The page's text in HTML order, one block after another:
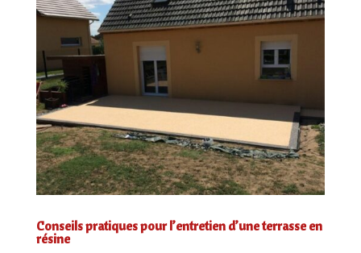
Conseils pratiques pour l’entretien d’une terrasse en
résine